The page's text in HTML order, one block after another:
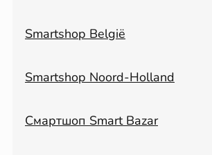
Smartshop België
Smartshop Noord-Holland
Смартшоп Smart Bazar